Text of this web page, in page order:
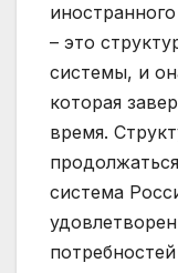
– это
системы, и
которая
время.
система